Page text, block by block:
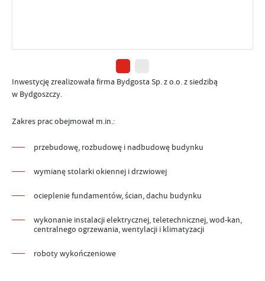
Inwestycję zrealizowała firma Bydgosta Sp. z o.o. z siedzibą
w Bydgoszczy.
Zakres prac obejmował m.in.:
przebudowę, rozbudowę i nadbudowę budynku
wymianę stolarki okiennej i drzwiowej
ocieplenie fundamentów, ścian, dachu budynku
wykonanie instalacji elektrycznej, teletechnicznej, wod-kan,
centralnego ogrzewania, wentylacji i klimatyzacji
roboty wykończeniowe